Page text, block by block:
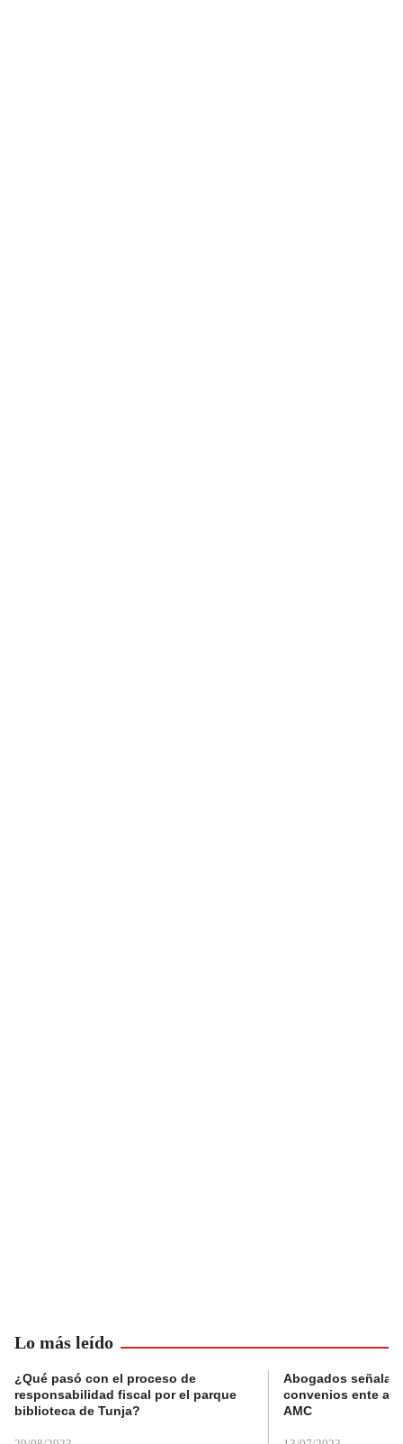
Lo más leído
¿Qué pasó con el proceso de
responsabilidad fiscal por el parque
biblioteca de Tunja?
Abogados
convenios ente
AMC